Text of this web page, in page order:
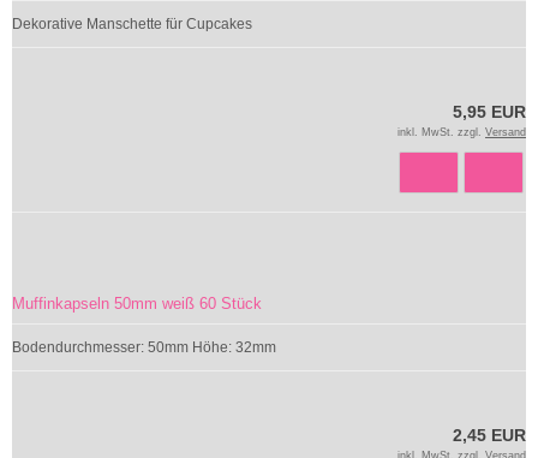
Dekorative Manschette für Cupcakes
5,95 EUR
inkl. MwSt. zzgl. Versand
Muffinkapseln 50mm weiß 60 Stück
Bodendurchmesser: 50mm Höhe: 32mm
2,45 EUR
inkl. MwSt. zzgl. Versand